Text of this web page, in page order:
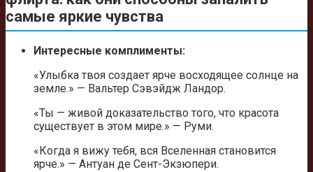
самые яркие чувства
Интересные комплименты:
«Улыбка твоя создает ярче восходящее солнце на
земле.» — Вальтер Сэвэйдж Ландор.
«Ты — живой доказательство того, что красота
существует в этом мире.» — Руми.
«Когда я вижу тебя, вся Вселенная становится
ярче.» — Антуан де Сент-Экзюпери.